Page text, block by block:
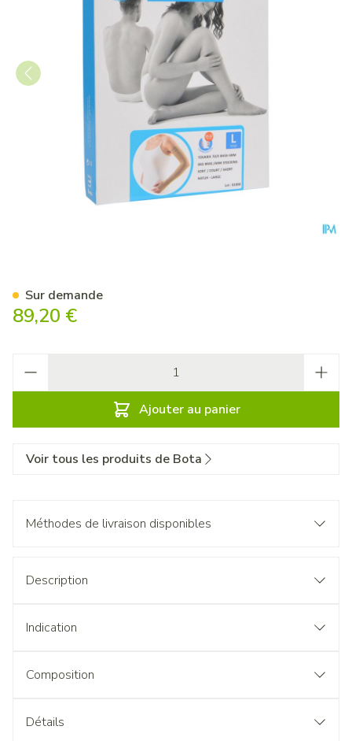
89,20 €
Ajouter au panier
Sur demande
Voir tous les produits de Bota
Méthodes de livraison disponibles
Description
Indication
Composition
Détails